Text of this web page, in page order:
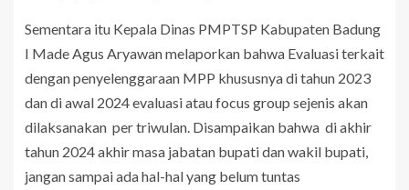
Sementara itu Kepala Dinas PMPTSP Kabupaten Badung
I Made Agus Aryawan melaporkan bahwa Evaluasi terkait
dengan penyelenggaraan MPP khususnya di tahun 2023
dan di awal 2024 evaluasi atau focus group sejenis akan
dilaksanakan per triwulan. Disampaikan bahwa di akhir
tahun 2024 akhir masa jabatan bupati dan wakil bupati,
jangan sampai ada hal-hal yang belum tuntas